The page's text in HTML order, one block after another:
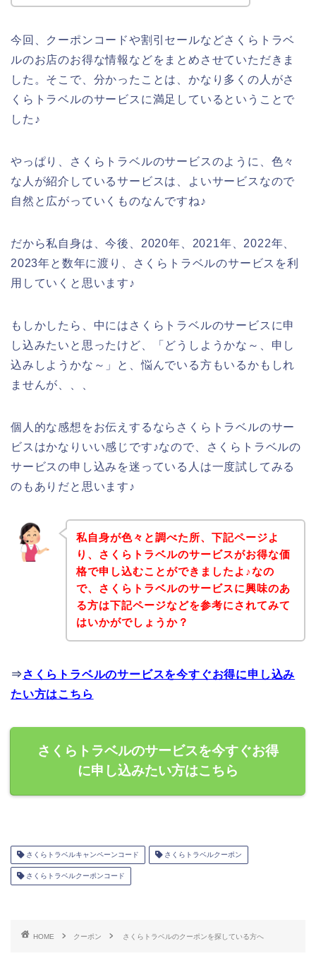
今回、クーポンコードや割引セールなどさくらトラベ
ルのお店のお得な情報などをまとめさせていただきま
した。そこで、分かったことは、かなり多くの人がさ
くらトラベルのサービスに満足しているということで
した♪
やっぱり、さくらトラベルのサービスのように、色々
な人が紹介しているサービスは、よいサービスなので
自然と広がっていくものなんですね♪
だから私自身は、今後、2020年、2021年、2022年、
2023年と数年に渡り、さくらトラベルのサービスを利
用していくと思います♪
もしかしたら、中にはさくらトラベルのサービスに申
し込みたいと思ったけど、「どうしようかな～、申し
込みしようかな～」と、悩んでいる方もいるかもしれ
ませんが、、、
個人的な感想をお伝えするならさくらトラベルのサー
ビスはかなりいい感じです♪なので、さくらトラベルの
サービスの申し込みを迷っている人は一度試してみる
のもありだと思います♪
私自身が色々と調べた所、下記ページよ
り、さくらトラベルのサービスがお得な価
格で申し込むことができましたよ♪なの
で、さくらトラベルのサービスに興味のあ
る方は下記ページなどを参考にされてみて
はいかがでしょうか？
⇒ さくらトラベルのサービスを今すぐお得に申し込み
たい方はこちら
さくらトラベルのサービスを今すぐお得
に申し込みたい方はこちら
さくらトラベルキャンペーンコード さくらトラベルクーポン
さくらトラベルクーポンコード
HOME クーポン さくらトラベルのクーポンを探している方へ